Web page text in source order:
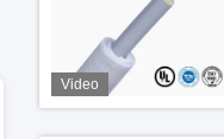
Video